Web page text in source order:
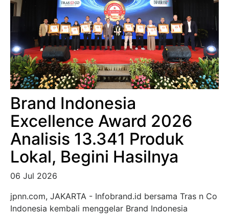
Brand Indonesia
Excellence Award 2026
Analisis 13.341 Produk
Lokal, Begini Hasilnya
06 Jul 2026
jpnn.com, JAKARTA - Infobrand.id bersama Tras n Co
Indonesia kembali menggelar Brand Indonesia